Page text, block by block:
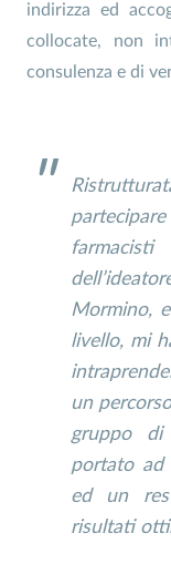
indirizza ed
collocate, non
consulenza e di
farmacisti
Mormino,
livello, mi
un
gruppo di
portato ad
ed un
risultati